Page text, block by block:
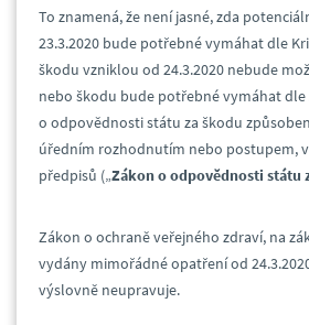
To znamená, že není jasné, zda
23.3.2020 bude potřebné vymáhat dle
škodu vzniklou od 24.3.2020 nebude
nebo škodu bude potřebné vymáhat dle
o odpovědnosti státu za škodu
úředním rozhodnutím nebo postupem,
předpisů („Zákon o odpovědnosti státu
Zákon o ochraně veřejného zdraví, na
vydány mimořádné opatření od
výslovně neupravuje.